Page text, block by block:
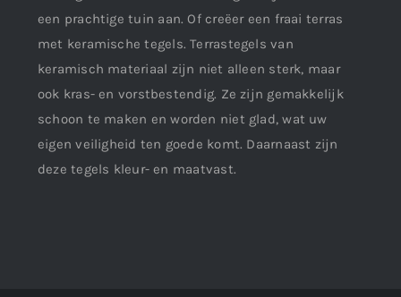
een prachtige tuin aan. Of creëer een fraai terras
met keramische tegels. Terrastegels van
keramisch materiaal zijn niet alleen sterk, maar
ook kras- en vorstbestendig. Ze zijn gemakkelijk
schoon te maken en worden niet glad, wat uw
eigen veiligheid ten goede komt. Daarnaast zijn
deze tegels kleur- en maatvast.